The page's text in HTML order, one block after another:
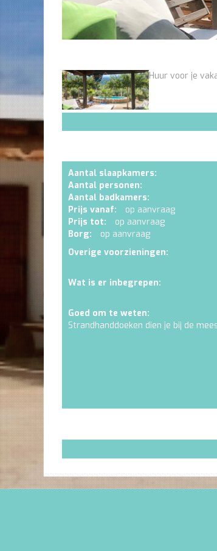
Huur voor je
Aantal slaapkamers:
Aantal personen:
Aantal badkamers:
Prijs vanaf:
op aanvraag
Prijs tot:
op aanvraag
Borg:
op aanvraag
Overige voorzieningen:
Wat is er inbegrepen:
Goed om te weten:
Strandhanddoeken dien je bij de